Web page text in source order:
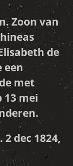
Zoon van
de
een
met
13 mei
dec 1824,